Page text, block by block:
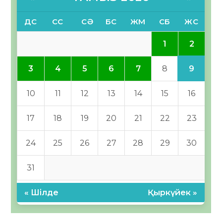
ДС СС СӘ БС ЖМ СБ ЖС
1 2
3 4 5 6 7 8 9
10 11 12 13 14 15 16
17 18 19 20 21 22 23
24 25 26 27 28 29 30
31
« Шілде Қыркүйек »